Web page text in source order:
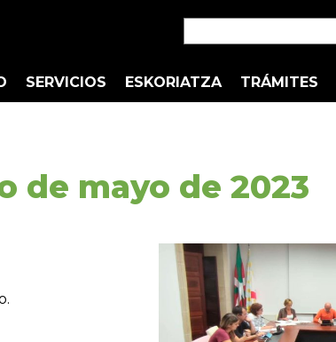
SERVICIOS ESKORIATZA TRÁMITES
de mayo de 2023